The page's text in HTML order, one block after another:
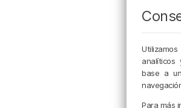
analíticos
base a
Para más